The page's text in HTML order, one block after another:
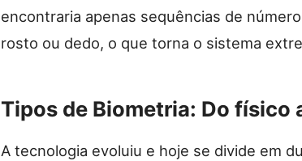
encontraria apenas sequências de
rosto ou dedo, o que torna o sistema
Tipos de Biometria: Do físico
A tecnologia evoluiu e hoje se divide em